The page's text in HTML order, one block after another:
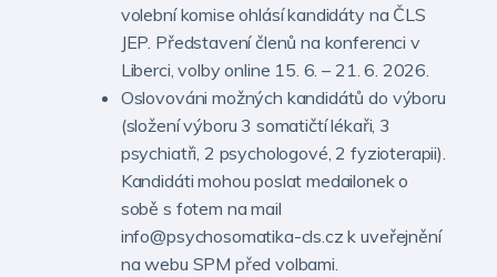
volební komise ohlásí kandidáty na ČLS
JEP. Představení členů na konferenci v
Liberci, volby online 15. 6. – 21. 6. 2026.
Oslovováni možných kandidátů do výboru
(složení výboru 3 somatičtí lékaři, 3
psychiatři, 2 psychologové, 2 fyzioterapii).
Kandidáti mohou poslat medailonek o
sobě s fotem na mail
info@psychosomatika-cls.cz k uveřejnění
na webu SPM před volbami.